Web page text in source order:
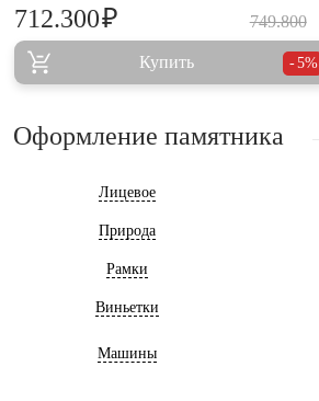
749.800
712.300₽
Купить 5%
Оформление памятника
Лицевое
Природа
Рамки
Виньетки
Машины